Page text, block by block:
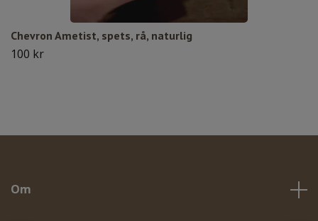
Chevron Ametist, spets, rå, naturlig
100 kr
Om